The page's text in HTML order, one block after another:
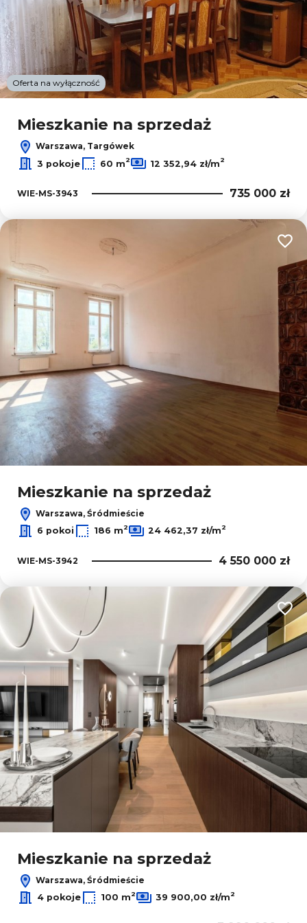
Oferta na wyłączność
Mieszkanie na sprzedaż
Warszawa, Targówek
3 pokoje
60 m2 12 352,94 zł/m2
WIE-MS-3943 735 000 zł
Mieszkanie na sprzedaż
Warszawa, Śródmieście
6 pokoi
186 m2 24 462,37 zł/m2
WIE-MS-3942 4 550 000 zł
Mieszkanie na sprzedaż
Warszawa, Śródmieście
4 pokoje
100 m2 39 900,00 zł/m2